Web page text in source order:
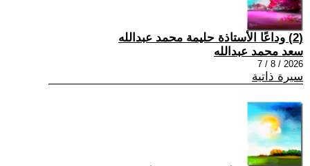
(2) وداعًا الأستاذة حليمة محمد عبدالله
سعد محمد عبدالله
2026 / 8 / 7
سيرة ذاتية